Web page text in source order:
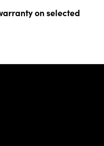
on selected